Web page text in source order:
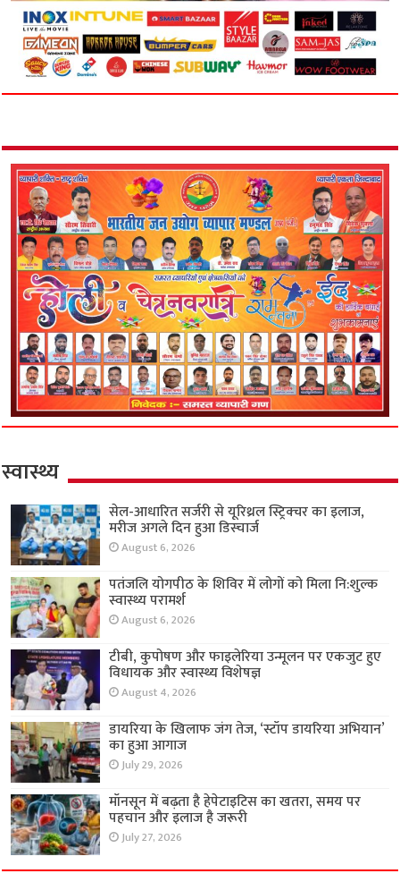
स्वास्थ्य
सेल-आधारित सर्जरी से यूरिथ्रल स्ट्रिक्चर का इलाज,
मरीज अगले दिन हुआ डिस्चार्ज
August 6, 2026
पतंजलि योगपीठ के शिविर में लोगों को मिला नि:शुल्क
स्वास्थ्य परामर्श
August 6, 2026
टीबी, कुपोषण और फाइलेरिया उन्मूलन पर एकजुट हुए
विधायक और स्वास्थ्य विशेषज्ञ
August 4, 2026
डायरिया के खिलाफ जंग तेज, ‘स्टॉप डायरिया अभियान’
का हुआ आगाज
July 29, 2026
मॉनसून में बढ़ता है हेपेटाइटिस का खतरा, समय पर
पहचान और इलाज है जरूरी
July 27, 2026